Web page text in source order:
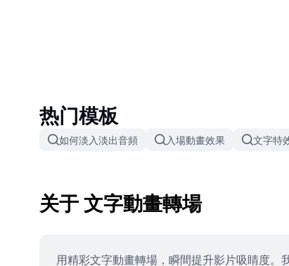
热门模板
如何淡入淡出音頻 入場動畫效果 文字特
关于 文字動畫轉場
用精彩文字動畫轉場，瞬間提升影片吸睛度